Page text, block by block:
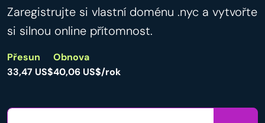
Zaregistrujte si vlastní doménu .nyc a vytvořte
si silnou online přítomnost.
Přesun
33,47 US$
Obnova
40,06 US$/rok